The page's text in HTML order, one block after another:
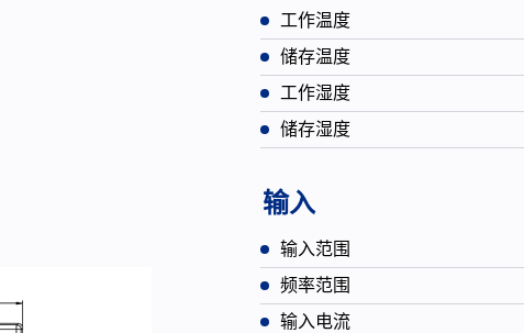
工作温度
储存温度
工作湿度
储存湿度
输入
输入范围
频率范围
输入电流